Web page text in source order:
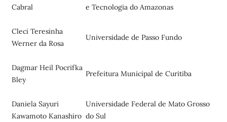
Cabral
e Tecnologia do Amazonas
Cleci Teresinha
Werner da Rosa
Universidade de Passo Fundo
Dagmar Heil Pocrifka
Bley
Prefeitura Municipal de Curitiba
Daniela Sayuri
Kawamoto Kanashiro
Universidade Federal de Mato Grosso
do Sul